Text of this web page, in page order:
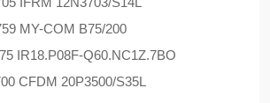
MY-COM B75/200
IR18.P08F-Q60.NC1Z.7BO
CFDM 20P3500/S35L